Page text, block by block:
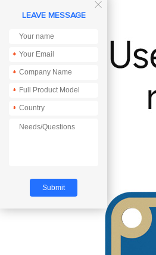

LEAVE MESSAGE
*
*
*
*